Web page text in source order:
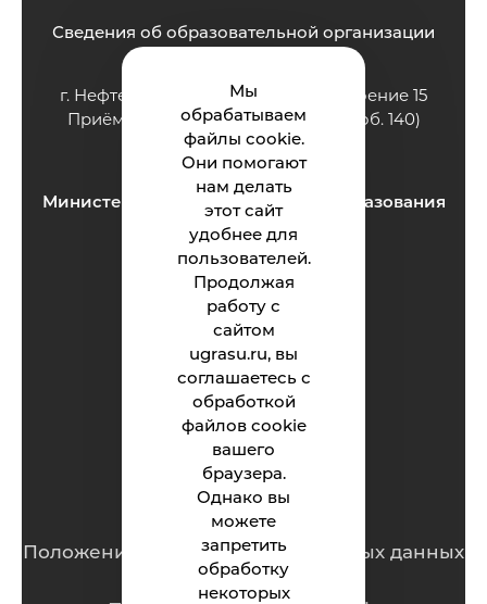
Мы
обрабатываем
файлы cookie.
Они помогают
нам делать
этот сайт
удобнее для
пользователей.
Продолжая
работу с
сайтом
ugrasu.ru, вы
соглашаетесь с
обработкой
файлов cookie
вашего
браузера.
Однако вы
можете
запретить
обработку
некоторых
Сведения об образовательной организации
г. Нефтеюганск, ул. Строителей, строение 15
Приёмная: тел.: 8 (3463) 200-994 (доб. 140)
e-mail:ii@ugrasu.ru
Министерство науки и высшего образования
Российской Федерации
Институт
Абитуриенту
Студенту
Родителям
Обращения граждан
Положение о защите персональных данных